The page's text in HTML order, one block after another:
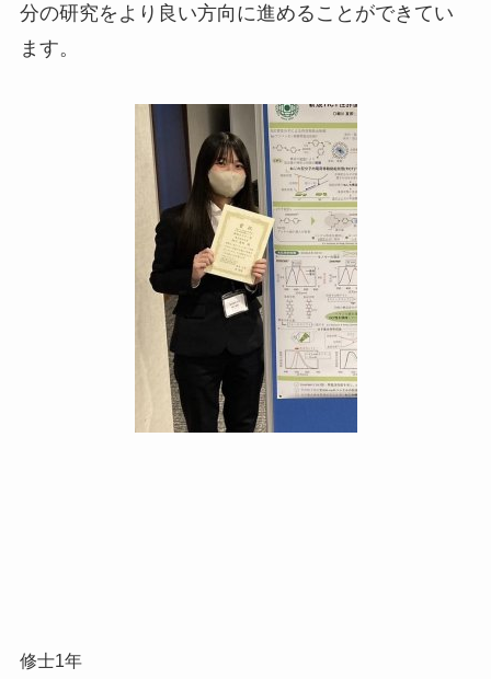
分の研究をより良い方向に進めることができてい
ます。
修士1年